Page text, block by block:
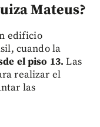
Mateus?
edificio
cuando la
el piso 13. Las
realizar el
las